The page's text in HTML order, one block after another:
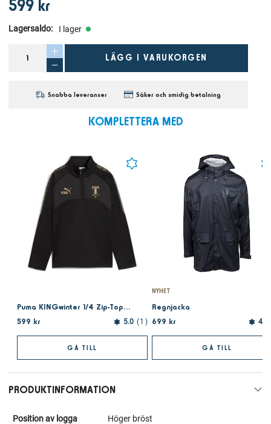
599 kr
Lagersaldo: I lager
LÄGG I VARUKORGEN
Snabba leveranser Säker och smidig betalning
KOMPLETTERA MED
Puma KINGwinter 1/4 Zip-Top 2.0 jr Black
599 kr
5.0 1
GÅ TILL
NYHET
Regnjacka
699 kr
4.5
GÅ TILL
PRODUKTINFORMATION
Position av logga Höger bröst